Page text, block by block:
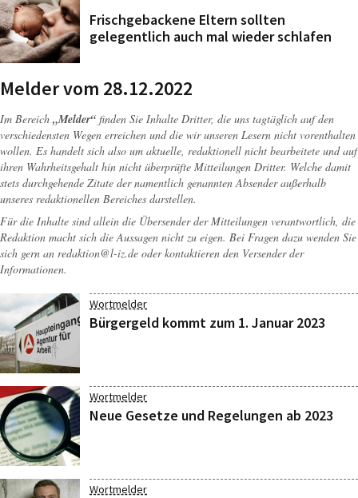
Frischgebackene Eltern sollten
gelegentlich auch mal wieder schlafen
Melder vom 28.12.2022
Im Bereich „Melder“ finden Sie Inhalte Dritter, die uns tagtäglich auf den
verschiedensten Wegen erreichen und die wir unseren Lesern nicht vorenthalten
wollen. Es handelt sich also um aktuelle, redaktionell nicht bearbeitete und auf
ihren Wahrheitsgehalt hin nicht überprüfte Mitteilungen Dritter. Welche damit
stets durchgehende Zitate der namentlich genannten Absender außerhalb
unseres redaktionellen Bereiches darstellen.
Für die Inhalte sind allein die Übersender der Mitteilungen verantwortlich, die
Redaktion macht sich die Aussagen nicht zu eigen. Bei Fragen dazu wenden Sie
sich gern an redaktion@l-iz.de oder kontaktieren den Versender der
Informationen.
Wortmelder
Bürgergeld kommt zum 1. Januar 2023
Wortmelder
Neue Gesetze und Regelungen ab 2023
Wortmelder